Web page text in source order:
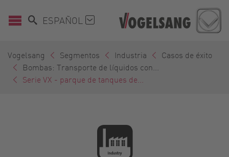
ESPAÑOL
Vogelsang Segmentos Industria
Casos de éxito
Bombas: Transporte de líquidos con...
Serie VX - parque de tanques de...